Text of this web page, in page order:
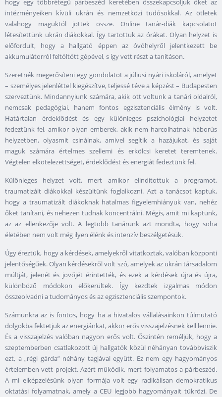
hogy egy többrétegű párbeszéd keretében összekapcsoljuk őket az
intézményeiken kívüli ukrán és nemzetközi tudósokkal. Az ötletek
valahogy maguktól jöttek össze. Online tanár-diák kapcsolatot
létesítettünk ukrán diákokkal. Így tartottuk az órákat. Olyan helyzet is
előfordult, hogy a hallgató éppen az óvóhelyről jelentkezett be
akkumulátorról feltöltött gépével, s így vett részt a tanításon.
Szeretnék megerősíteni egy gondolatot a júliusi nyári iskoláról, amelyet
– személyes jelenléttel kiegészítve, teljessé téve a képzést ­– Budapesten
szerveztünk. Mindannyiunk számára, akik ott voltunk a tanári oldalról,
nemcsak pedagógiai, hanem fontos egzisztenciális élmény is volt.
Határtalan érdeklődést és egy különleges pszichológiai helyzetet
fedeztünk fel, amikor olyan emberek, akik nem harcolhatnak háborús
helyzetben, olyasmit csinálnak, amivel segítik a hazájukat, és saját
maguk számára értelmes szellemi és erkölcsi keretet teremtenek.
Végtelen elkötelezettséget, érdeklődést és energiát fedeztünk fel.
Különleges helyzet volt, mert amikor elindítottuk a programot,
traumatizált diákokkal készültünk foglalkozni. Azt a tanácsot kaptuk,
hogy a traumatizált diákoknak hatalmas figyelemhiányuk van, nehéz
őket tanítani, és nehezen tudnak koncentrálni. Mégis, amit mi kaptunk,
az az ellenkezője volt. A legtöbb tanárunk azt mondta, hogy soha
életében nem volt még ilyen élénk és intenzív beszélgetésük.
Úgy éreztük, hogy a kérdések, amelyekről vitatkoztak, valóban központi
jelentőségűek. Olyan kérdésekről volt szó, amelyek az ukrán társadalom
múltját, jelenét és jövőjét érintették, és ezek a kérdések újra és újra,
különböző módokon előkerültek. Így kezdtek izgalmas módon
összeolvadni a tudományos és az egzisztenciális szempontok.
Számunkra az is fontos, hogy ha a hivatalos vállalásainkon túlmutató
dolgokba fektetjük az energiánkat, akkor erős visszajelzésnek kell lennie.
És a visszajelzés valóban nagyon erős volt. Őszintén reméljük, hogy a
szeptemberben csatlakozott új hallgatók közül néhányan továbbviszik
ezt, a „régi gárda” néhány tagjával együtt. Ez nem egy hagyományos
értelemben vett projekt. Azért működik, mert folyamatos a párbeszéd.
A mi elképzelésünk olyan formája volt egy radikálisan demokratikus
oktatási folyamatnak, amely a CEU legjobb hagyományait tükrözi. De